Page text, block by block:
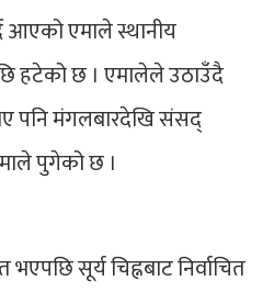
आएको एमाले स्थानीय
हटेको छ । एमालेले उठाउँदै
पनि मंगलबारदेखि संसद्
पुगेको छ ।
सूर्य चिह्नबाट निर्वाचित